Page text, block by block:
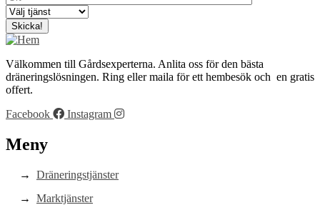
Välkommen till Gårdsexperterna. Anlita oss för den bästa
dräneringslösningen. Ring eller maila för ett hembesök och en gratis
offert.
Facebook
Instagram
Meny
Dräneringstjänster
Marktjänster